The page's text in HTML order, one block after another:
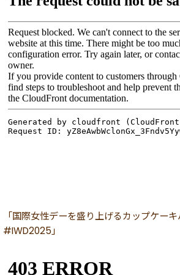
「国際女性デーを盛り上げるカップケー
#IWD2025」